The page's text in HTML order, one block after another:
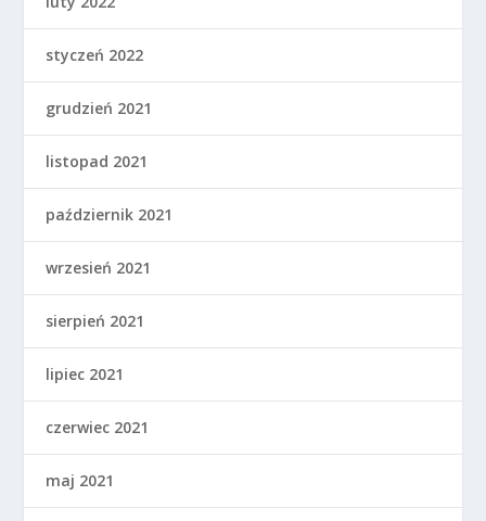
styczeń 2022
grudzień 2021
listopad 2021
październik 2021
wrzesień 2021
sierpień 2021
lipiec 2021
czerwiec 2021
maj 2021